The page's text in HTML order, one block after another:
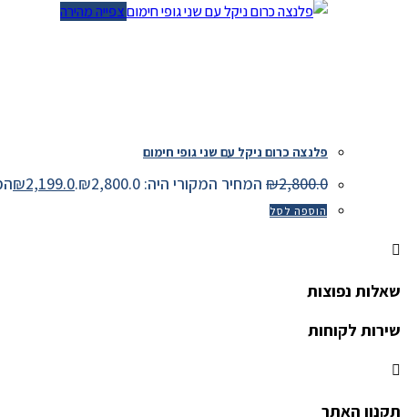
צפייה מהירה
פלנצה כרום ניקל עם שני גופי חימום
₪2,800.0 המחיר המקורי היה: ₪2,800.0. ₪2,199.0
הוספה לסל
שאלות נפוצות
שירות לקוחות
תקנון האתר